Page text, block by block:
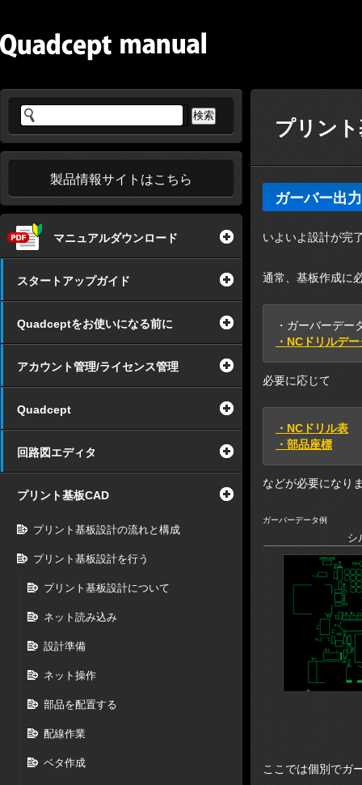
製品情報サイトはこちら
マニュアルダウンロード
スタートアップガイド
Quadceptをお使いになる前に
アカウント管理/ライセンス管理
Quadcept
回路図エディタ
プリント基板CAD
プリント基板設計の流れと構成
プリント基板設計を行う
プリント基板設計について
ネット読み込み
設計準備
ネット操作
部品を配置する
配線作業
ベタ作成
プリン
ガーバー出力
いよいよ設計が完
通常、基板作成に
・ガーバーデー
・NCドリルデ
必要に応じて
・NCドリル表
・部品座標
などが必要になり
ガーバーデータ例
シ
ここでは個別でガ